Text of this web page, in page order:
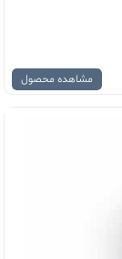
مشاهده محصول